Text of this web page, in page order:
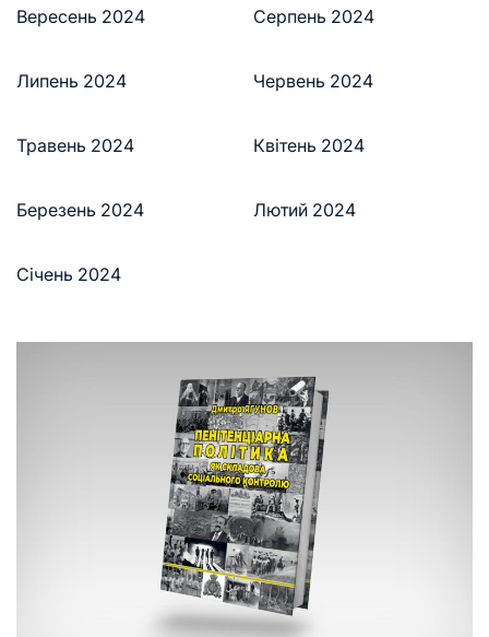
Вересень 2024 Серпень 2024
Липень 2024 Червень 2024
Травень 2024 Квітень 2024
Березень 2024 Лютий 2024
Січень 2024